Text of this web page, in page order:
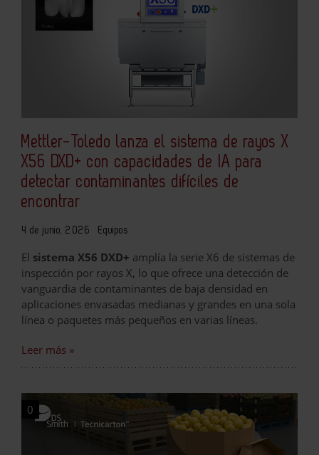
Mettler-Toledo lanza el sistema de rayos X
X56 DXD+ con capacidades de IA para
detectar contaminantes difíciles de
encontrar
4 de junio, 2026 Equipos
El sistema X56 DXD+ amplía la serie X6 de sistemas de
inspección por rayos X, lo que ofrece una detección de
vanguardia de contaminantes de baja densidad en
aplicaciones envasadas medianas y grandes en una sola
línea o paquetes más pequeños en varias líneas.
Leer más »
0